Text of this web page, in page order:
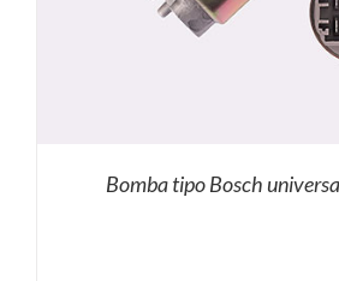
Bomba tipo Bosch